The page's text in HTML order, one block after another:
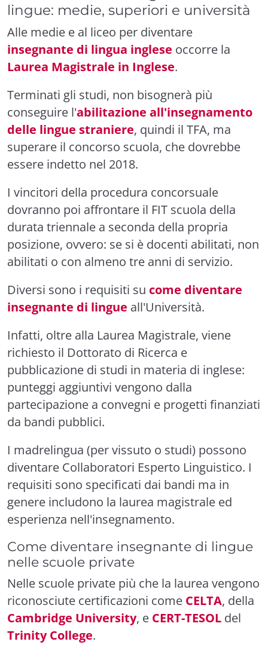
lingue: medie, superiori e università
Alle medie e al liceo per diventare
insegnante di lingua inglese occorre la
Laurea Magistrale in Inglese.
Terminati gli studi, non bisognerà più
conseguire l'abilitazione all'insegnamento
delle lingue straniere, quindi il TFA, ma
superare il concorso scuola, che dovrebbe
essere indetto nel 2018.
I vincitori della procedura concorsuale
dovranno poi affrontare il FIT scuola della
durata triennale a seconda della propria
posizione, ovvero: se si è docenti abilitati, non
abilitati o con almeno tre anni di servizio.
Diversi sono i requisiti su come diventare
insegnante di lingue all'Università.
Infatti, oltre alla Laurea Magistrale, viene
richiesto il Dottorato di Ricerca e
pubblicazione di studi in materia di inglese:
punteggi aggiuntivi vengono dalla
partecipazione a convegni e progetti finanziati
da bandi pubblici.
I madrelingua (per vissuto o studi) possono
diventare Collaboratori Esperto Linguistico. I
requisiti sono specificati dai bandi ma in
genere includono la laurea magistrale ed
esperienza nell'insegnamento.
Come diventare insegnante di lingue
nelle scuole private
Nelle scuole private più che la laurea vengono
riconosciute certificazioni come CELTA, della
Cambridge University, e CERT-TESOL del
Trinity College.